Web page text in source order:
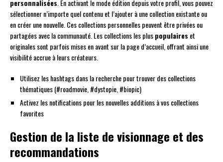
personnalisées . En activant le mode édition depuis votre profil, vous pouvez
sélectionner n’importe quel contenu et l’ajouter à une collection existante ou
en créer une nouvelle. Ces collections personnelles peuvent être privées ou
partagées avec la communauté. Les collections les pluspopulaires et
originales sont parfois mises en avant sur la page d’accueil, offrant ainsi une
visibilité accrue à leurs créateurs.
Utilisez les hashtags dans la recherche pour trouver des collections
thématiques (#roadmovie, #dystopie, #biopic)
Activez les notifications pour les nouvelles additions à vos collections
favorites
Gestion de la liste de visionnage et des
recommandations